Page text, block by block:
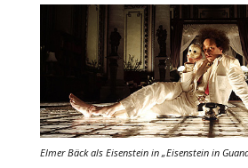
Elmer Bäck als Eisenstein in „Eisenstein in